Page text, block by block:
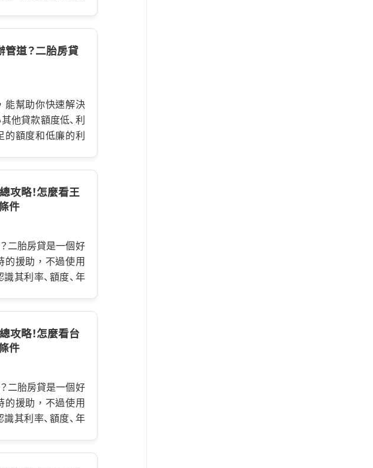
需要債務整合的
信用卡如果只繳最
進入循環信用。
不得超過年利率
繳最低應繳，利息
貸款太多筆 有些人
常見。明明有工
太多，導致生活費
洞。 想把高利率
並不是單純把錢借
較大的債務。 只要
息成本也能接受，
如果信用良好、收
債務整合多半是
、信貸或其他負債
清楚；缺點是審核
徵紀錄、收入證明、
近期有遲繳、信用
要的文件。 如果
人使用，嚴重時
請貸款，甚至引發
帶你了解：印鑑證
、印鑑章遺失怎麼
什麼？為什麼辦房
申請印鑑證明，
發證明。 印鑑證
例如： 不動產買
要確認所有權人本
貸、房屋增貸或其
定抵押權，就可能
印鑑證明不是一
「財產權變動」或
要謹慎保管。 如
料？ 如果你從來沒
人親自到戶政事務
管道？二胎房貸
能幫助你快速解決
他貸款額度低、利
額度和低廉的利
或房屋二胎，是指
貸款）尚未繳清
同一間房屋，申
攻略！怎麼看王
件
二胎房貸是一個好
的援助，不過使用
其利率、額度、年
貸是指當一個人
時，再次申請的一
王道銀行二胎，
常用於補充第一順
進行家庭裝修，然
因為如果無法償還
攻略！怎麼看台
件
二胎房貸是一個好
的援助，不過使用
其利率、額度、年